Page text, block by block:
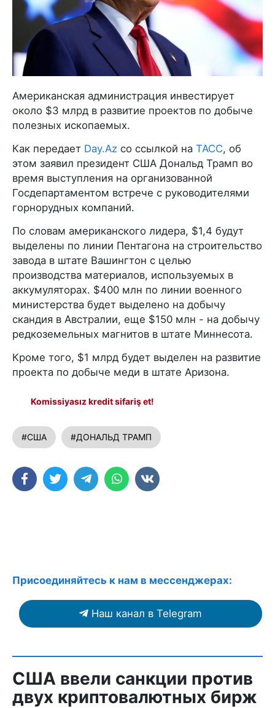
Американская администрация инвестирует
около $3 млрд в развитие проектов по добыче
полезных ископаемых.
Как передает Day.Az со ссылкой на ТАСС, об
этом заявил президент США Дональд Трамп во
время выступления на организованной
Госдепартаментом встрече с руководителями
горнорудных компаний.
По словам американского лидера, $1,4 будут
выделены по линии Пентагона на строительство
завода в штате Вашингтон с целью
производства материалов, используемых в
аккумуляторах. $400 млн по линии военного
министерства будет выделено на добычу
скандия в Австралии, еще $150 млн - на добычу
редкоземельных магнитов в штате Миннесота.
Кроме того, $1 млрд будет выделен на развитие
проекта по добыче меди в штате Аризона.
Komissiyasız kredit sifariş et!
#США #ДОНАЛЬД ТРАМП
Присоединяйтесь к нам в мессенджерах:
Наш канал в Telegram
США ввели санкции против
двух криптовалютных бирж